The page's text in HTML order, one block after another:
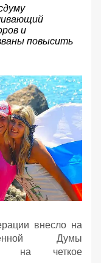
и
повысить
внесло на
Думы
на четкое